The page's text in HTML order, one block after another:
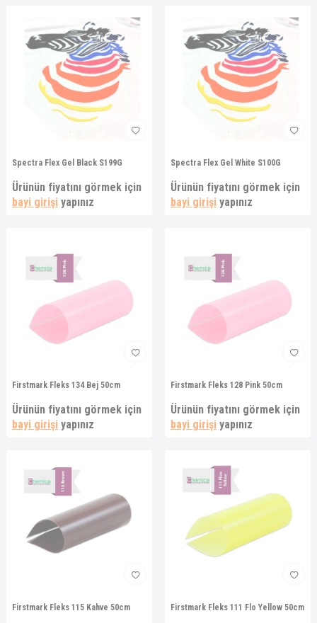
Spectra Flex Gel Black S199G
Ürünün fiyatını görmek için
bayi girişi yapınız
Spectra Flex Gel White S100G
Ürünün fiyatını görmek için
bayi girişi yapınız
Firstmark Fleks 134 Bej 50cm
Ürünün fiyatını görmek için
bayi girişi yapınız
Firstmark Fleks 128 Pink 50cm
Ürünün fiyatını görmek için
bayi girişi yapınız
Firstmark Fleks 115 Kahve 50cm Firstmark Fleks 111 Flo Yellow 50cm